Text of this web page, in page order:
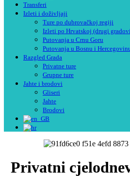
Transferi
Izleti i doživljaji
Ture po dubrovačkoj regiji
Izleti po Hrvatskoj (drugi
Putovanja u Crnu Goru
Putovanja u Bosnu i
Razgled Grada
Privatne ture
Grupne ture
Jahte i brodovi
Gliseri
Jahte
Brodovi
Privatni